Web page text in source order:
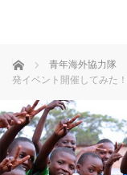
ホーム 青年海外協力隊
発イベント開催してみた！